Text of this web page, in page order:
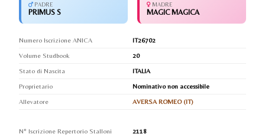
PADRE
PRIMUS S
MADRE
MAGIC MAGICA
Numero Iscrizione ANICA
IT26702
Volume Studbook
20
Stato di Nascita
ITALIA
Proprietario
Nominativo non accessibile
Allevatore
AVERSA ROMEO (IT)
N° Iscrizione Repertorio Stalloni
2118